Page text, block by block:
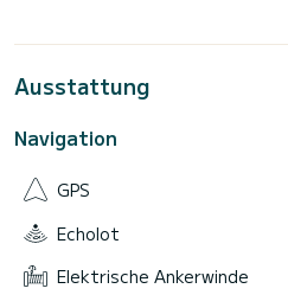
Ausstattung
Navigation
GPS
Echolot
Elektrische Ankerwinde